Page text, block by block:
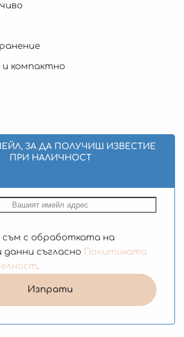
компактно
ЗА ДА ПОЛУЧИШ ИЗВЕСТИЕ
ПРИ НАЛИЧНОСТ
съм с обработката на
съгласно Политиката
.